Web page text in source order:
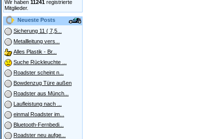
Wir haben 11241 registrierte
Mitglieder.
Neueste Posts
Sicherung 11 ( 7,5...
Metallleitung vers...
Alles Plastik - Br...
Suche Rückleuchte ...
Roadster scheint n...
Bowdenzug Türe außen
Roadster aus Münch...
Laufleistung nach ...
einmal Roadster im...
Bluetooth-Fernbedi...
Roadster neu aufge...